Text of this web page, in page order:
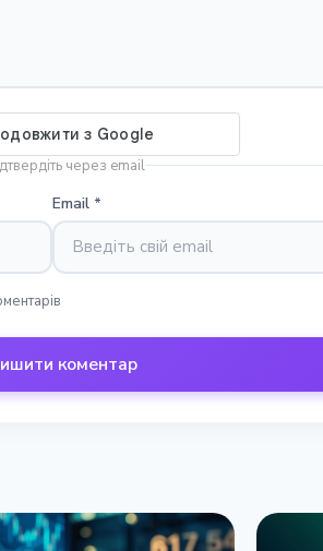
через email
Email *
коментар